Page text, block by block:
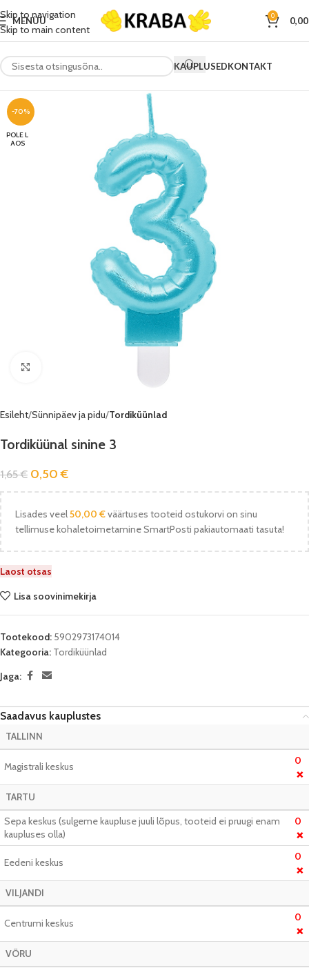
Skip to navigation
Skip to main content
MENÜÜ 0
KAUPLUSEDKONTAKT
-70%
POLE L
AOS
Esileht Sünnipäev ja pidu Tordiküünlad
Tordiküünal sinine 3
1,65€ 0,50€
Lisades veel50,00 €väärtuses tooteid ostukorvi on sinu
tellimuse kohaletoimetamine SmartPosti pakiautomaati tasuta!
Laost otsas
Lisa soovinimekirja
Tootekood: 5902973174014
Kategooria: Tordiküünlad
Jaga:
Saadavus kauplustes
TALLINN
Magistrali keskus 0
❌
TARTU
Sepa keskus (sulgeme kaupluse juuli lõpus, tooteid ei pruugi enam
kaupluses olla)
0
❌
Eedeni keskus 0
❌
VILJANDI
Centrumi keskus 0
❌
VÕRU